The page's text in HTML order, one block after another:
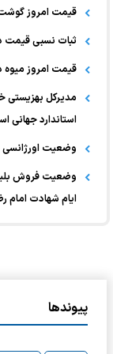
قیمت امروز
ثبات نسبی قیمت
قیمت امروز میوه
مدیرکل بهزیستی
استاندارد جهانی
وضعیت اورژانسی
وضعیت فروش
ایام شهادت امام
پیوندها